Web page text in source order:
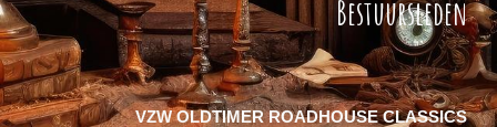
Bestuursleden
VZW OLDTIMER ROADHOUSE CLASSICS